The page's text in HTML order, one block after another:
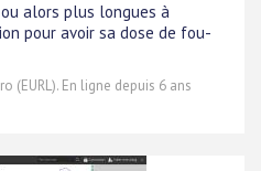
alors plus longues à
pour avoir sa dose de fou-
(EURL). En ligne depuis 6 ans